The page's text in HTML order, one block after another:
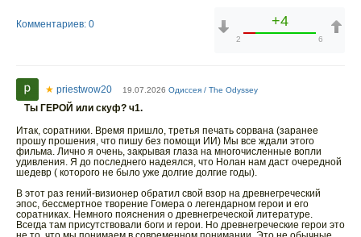
Комментариев: 0 +4
2 6
★ priestwow20 19.07.2026 Одиссея / The Odyssey
Ты ГЕРОЙ или скуф? ч1.
Итак, соратники. Время пришло, третья печать сорвана (заранее
прошу прошения, что пишу без помощи ИИ) Мы все ждали этого
фильма. Лично я очень, закрывая глаза на многочисленные вопли
удивления. Я до последнего надеялся, что Нолан нам даст очередной
шедевр ( которого не было уже долгие долгие годы).
В этот раз гений-визионер обратил свой взор на древнегреческий
эпос, бессмертное творение Гомера о легендарном герои и его
соратниках. Немного пояснения о древнегреческой литературе.
Всегда там присутствовали боги и герои. Но древнегреческие герои это